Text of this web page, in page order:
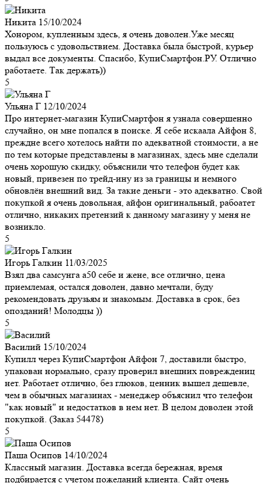
Никита 15/10/2024
Хонором, купленным здесь, я очень доволен.Уже месяц
пользуюсь с удовольствием. Доставка была быстрой, курьер
выдал все документы. Спасибо, КупиСмартфон.РУ. Отлично
работаете. Так держать))
5
Ульяна Г 12/10/2024
Про интернет-магазин КупиСмартфон я узнала совершенно
случайно, он мне попался в поиске. Я себе искаала Айфон 8,
преждне всего хотелось найти по адекватной стоимости, а не
по тем которые представлены в магазинах, здесь мне сделали
очень хорошую скидку, объяснили что телефон будет как
новый, привезен по трейд-ину из за границы и немного
обновлён внешний вид. За такие деньги - это адекватно. Свой
покупкой я очень довольная, айфон оригинальный, рабоатет
отлично, никаких претензий к данному магазину у меня не
возникло.
5
Игорь Галкин 11/03/2025
Взял два самсунга а50 себе и жене, все отлично, цена
приемлемая, остался доволен, давно мечтали, буду
рекомендовать друзьям и знакомым. Доставка в срок, без
опозданий! Молодцы ))
5
Василий 15/10/2024
Купилл через КупиСмартфон Айфон 7, доставили быстро,
упакован нормально, сразу проверил внешних повреждениц
нет. Работает отлично, без глюков, ценник вышел дешевле,
чем в обычных магазинах - менеджер объяснил что телефон
"как новый" и недостатков в нем нет. В целом доволен этой
покупкой. (Заказ 54478)
5
Паша Осипов 14/10/2024
Классный магазин. Доставка всегда бережная, время
подбирается с учетом пожеланий клиента. Сайт очень